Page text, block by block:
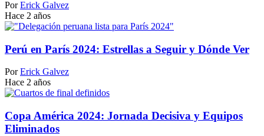
Por Erick Galvez
Hace 2 años
Perú en París 2024: Estrellas a Seguir y Dónde Ver
Por Erick Galvez
Hace 2 años
Copa América 2024: Jornada Decisiva y Equipos
Eliminados